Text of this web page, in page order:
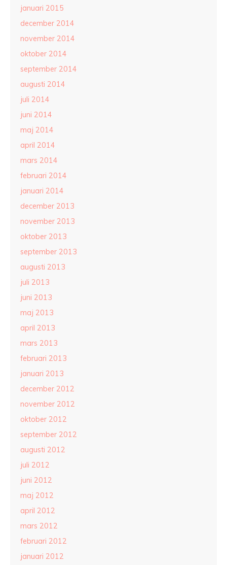
januari 2015
december 2014
november 2014
oktober 2014
september 2014
augusti 2014
juli 2014
juni 2014
maj 2014
april 2014
mars 2014
februari 2014
januari 2014
december 2013
november 2013
oktober 2013
september 2013
augusti 2013
juli 2013
juni 2013
maj 2013
april 2013
mars 2013
februari 2013
januari 2013
december 2012
november 2012
oktober 2012
september 2012
augusti 2012
juli 2012
juni 2012
maj 2012
april 2012
mars 2012
februari 2012
januari 2012